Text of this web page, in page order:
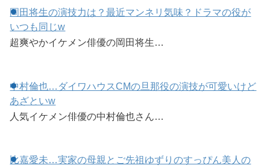
岡田将生の演技力は？最近マンネリ気味？ドラマの役が
いつも同じw
超爽やかイケメン俳優の岡田将生…
中村倫也…ダイワハウスCMの旦那役の演技が可愛いけど
あざといw
人気イケメン俳優の中村倫也さん…
比嘉愛未…実家の母親とご先祖ゆずりのすっぴん美人の